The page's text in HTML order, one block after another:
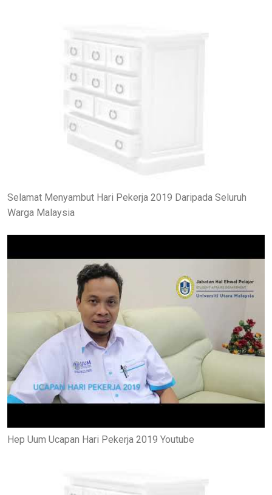
Selamat Menyambut Hari Pekerja 2019 Daripada Seluruh
Warga Malaysia
Hep Uum Ucapan Hari Pekerja 2019 Youtube